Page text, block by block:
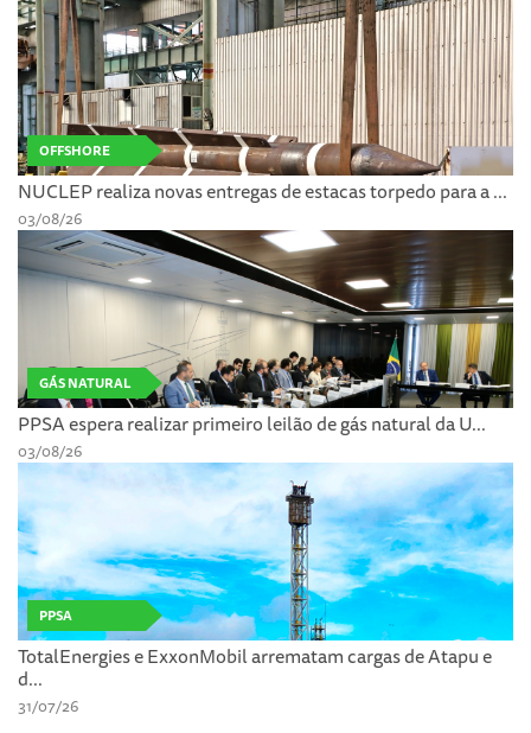
OFFSHORE
NUCLEP realiza novas entregas de estacas torpedo para a ...
03/08/26
GÁS NATURAL
PPSA espera realizar primeiro leilão de gás natural da U...
03/08/26
PPSA
TotalEnergies e ExxonMobil arrematam cargas de Atapu e
d...
31/07/26